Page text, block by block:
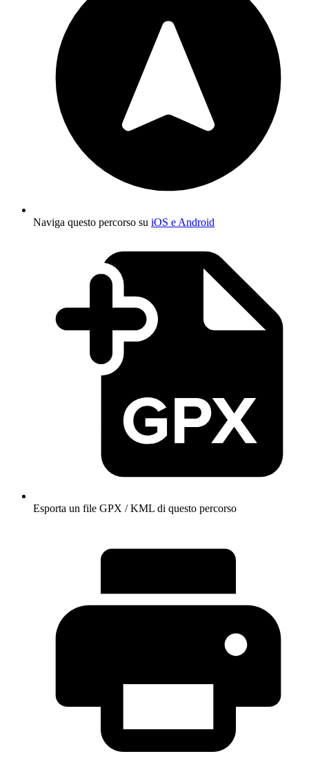
Naviga questo percorso su iOS e Android
Esporta un file GPX / KML di questo percorso